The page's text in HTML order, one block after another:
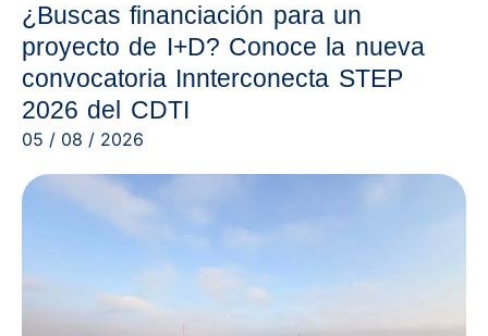
¿Buscas financiación para un
proyecto de I+D? Conoce la nueva
convocatoria Innterconecta STEP
2026 del CDTI
05 / 08 / 2026